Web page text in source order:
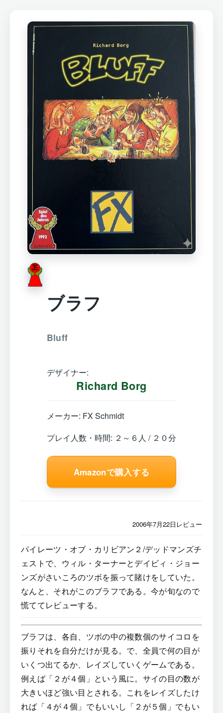
ブラフ
Bluff
デザイナー:
Richard Borg
メーカー: FX Schmidt
プレイ人数・時間: ２～６人 / ２０分
Amazonで購入する
2006年7月22日レビュー
パイレーツ・オブ・カリビアン２/デッドマンズチ
ェストで、ウィル・ターナーとデイビィ・ジョー
ンズがさいころのツボを振って賭けをしていた。
なんと、それがこのブラフである。今が旬なので
慌ててレビューする。
ブラフは、各自、ツボの中の複数個のサイコロを
振りそれを自分だけが見る。で、全員で何の目が
いくつ出てるか、レイズしていくゲームである。
例えば「２が４個」という風に。サイの目の数が
大きいほど強い目とされる。これをレイズしたけ
れば「４が４個」でもいいし「２が５個」でもい